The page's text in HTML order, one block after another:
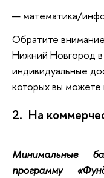
математика/
Обратите
Нижний Новгород
индивидуальные
которых вы
2. На
Минимальные
программу